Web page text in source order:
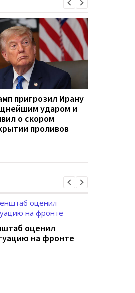
пригрозил Ирану
ударом и
о скором
проливов
оценил
на фронте